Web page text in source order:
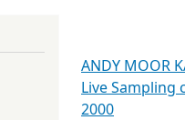
ANDY MOOR
Live
2000